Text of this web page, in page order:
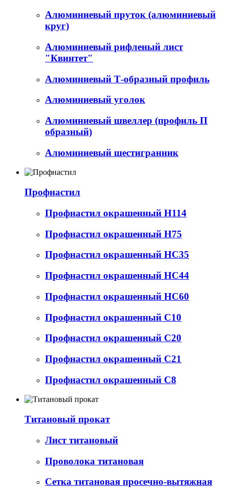
Алюминиевый пруток (алюминиевый
круг)
Алюминиевый рифленый лист
"Квинтет"
Алюминиевый Т-образный профиль
Алюминиевый уголок
Алюминиевый швеллер (профиль П
образный)
Алюминиевый шестигранник
Профнастил
Профнастил окрашенный Н114
Профнастил окрашенный Н75
Профнастил окрашенный НС35
Профнастил окрашенный НС44
Профнастил окрашенный НС60
Профнастил окрашенный С10
Профнастил окрашенный С20
Профнастил окрашенный С21
Профнастил окрашенный С8
Титановый прокат
Лист титановый
Проволока титановая
Сетка титановая просечно-вытяжная